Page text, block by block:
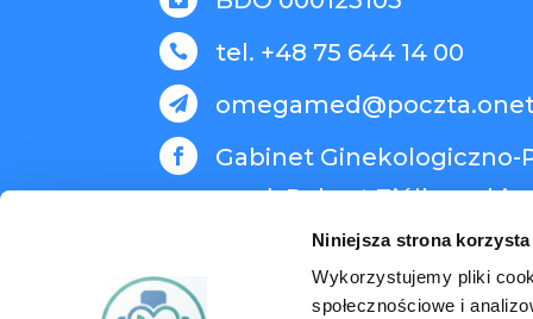
Niniejsza strona
Wykorzystujemy pliki
społecznościowe i
 tel. +48 75 644 14 00


Gabinet Ginekologiczno-
med. Robert Ziółkowski